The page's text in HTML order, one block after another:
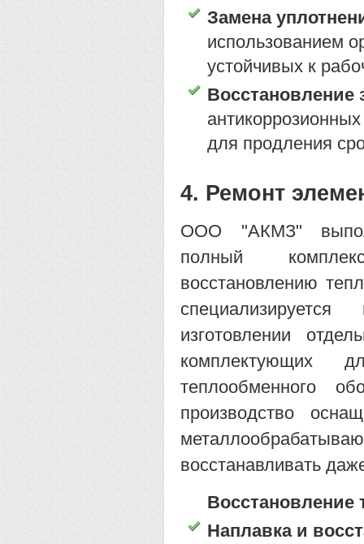
Замена
использованием
устойчивых к
Восстановление
для продления
4. Ремонт
ООО "АКМЗ"
полный
восстановлению
изготовлении
комплектующих
теплообменного
производство
восстанавливать
Восстановление
Наплавка и